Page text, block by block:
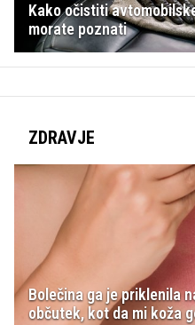
Kako očistiti
morate poznati
ZDRAVJE
Bolečina ga je priklenila
občutek, kot da mi koža